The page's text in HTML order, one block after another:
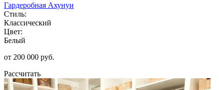
Гардеробная Ахунуи
Стиль:
Классический
Цвет:
Белый
от 200 000 руб.
Рассчитать